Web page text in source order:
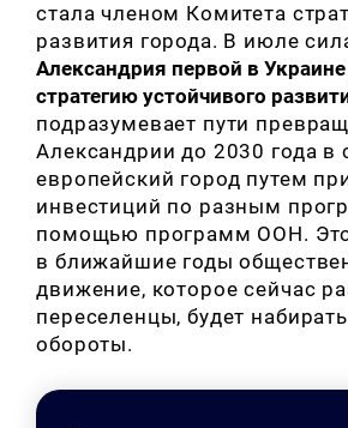
стала членом Комитета
развития города. В июле
Александрия первой в Украине
стратегию устойчивого
подразумевает пути
Александрии до 2030 года в
европейский город путем
инвестиций по разным
помощью программ ООН.
в ближайшие годы
движение, которое сейчас
переселенцы, будет
обороты.